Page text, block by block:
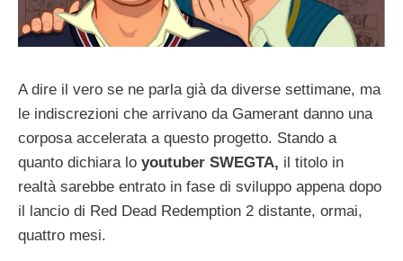
A dire il vero se ne parla già da diverse settimane, ma
le indiscrezioni che arrivano da Gamerant danno una
corposa accelerata a questo progetto. Stando a
quanto dichiara lo youtuber SWEGTA, il titolo in
realtà sarebbe entrato in fase di sviluppo appena dopo
il lancio di Red Dead Redemption 2 distante, ormai,
quattro mesi.